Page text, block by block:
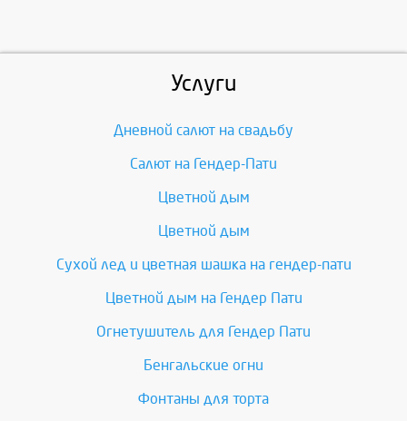
Услуги
Дневной салют на свадьбу
Салют на Гендер-Пати
Цветной дым
Цветной дым
Сухой лед и цветная шашка на гендер-пати
Цветной дым на Гендер Пати
Огнетушитель для Гендер Пати
Бенгальские огни
Фонтаны для торта